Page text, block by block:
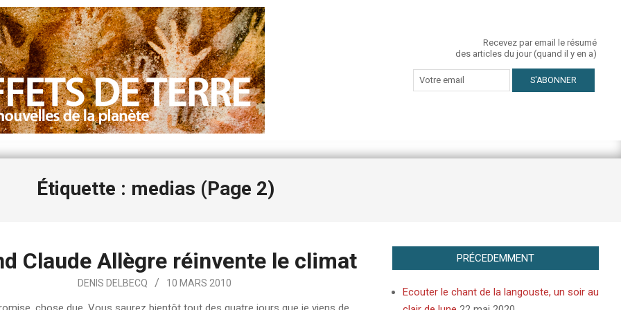
Recevez par email le résumé
des articles du jour (quand il y en a)
Étiquette : medias (Page 2)
Claude Allègre réinvente le climat
DENIS DELBECQ 10 MARS 2010
PRÉCEDEMMENT
Ecouter le chant de la langouste, un soir au